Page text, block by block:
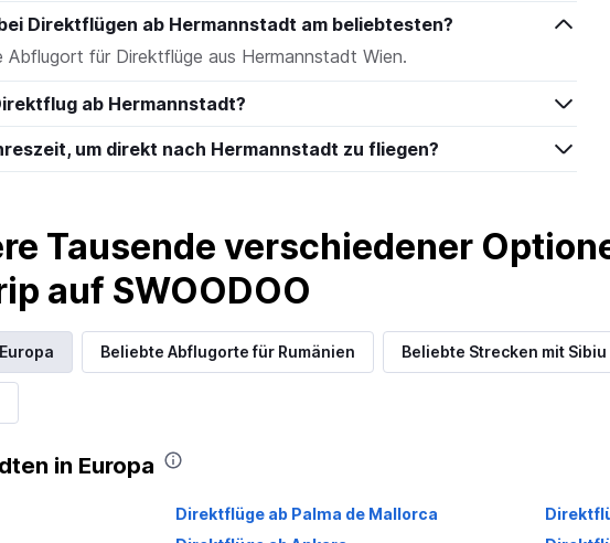
Direktflügen ab Hermannstadt am beliebtesten?
für Direktflüge aus Hermannstadt Wien.
ab Hermannstadt?
um direkt nach Hermannstadt zu fliegen?
Tausende verschiedener
auf SWOODOO
Beliebte Abflugorte für Rumänien Beliebte Strecken mit Sibiu
in Europa
Direktflüge ab Palma de Mallorca